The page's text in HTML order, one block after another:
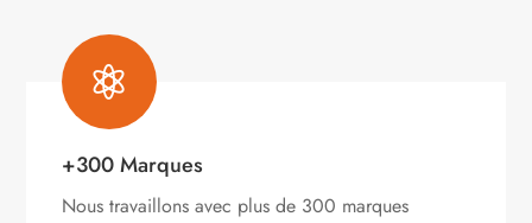

+300 Marques
Nous travaillons avec plus de 300 marques